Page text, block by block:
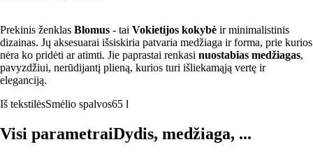
Prekinis ženklas Blomus - tai Vokietijos kokybė ir minimalistinis
dizainas. Jų aksesuarai išsiskiria patvaria medžiaga ir forma, prie kurios
nėra ko pridėti ar atimti. Jie paprastai renkasi nuostabias medžiagas,
pavyzdžiui, nerūdijantį plieną, kurios turi išliekamąją vertę ir
eleganciją.
Iš tekstilėsSmėlio spalvos65 l
Visi parametraiDydis, medžiaga, ...